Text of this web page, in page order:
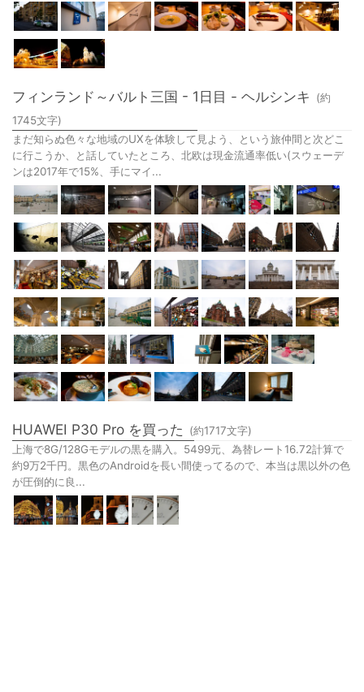
フィンランド～バルト三国 - 1日目 - ヘルシンキ
(約
1745文字)
まだ知らぬ色々な地域のUXを体験して見よう、という旅仲間と次どこ
に行こうか、と話していたところ、北欧は現金流通率低い(スウェーデ
ンは2017年で15%、手にマイ...
HUAWEI P30 Pro を買った (約1717文字)
上海で8G/128Gモデルの黒を購入。5499元、為替レート16.72計算で
約9万2千円。黒色のAndroidを長い間使ってるので、本当は黒以外の色
が圧倒的に良...